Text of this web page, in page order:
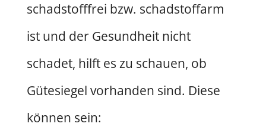
schadstofffrei bzw. schadstoffarm
ist und der Gesundheit nicht
schadet, hilft es zu schauen, ob
Gütesiegel vorhanden sind. Diese
können sein: